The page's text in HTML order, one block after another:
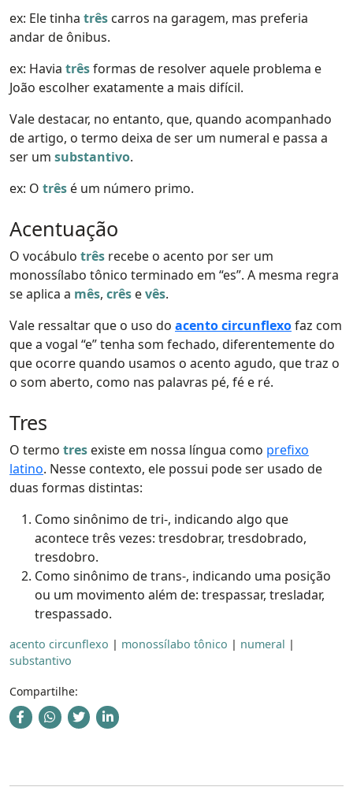
ex: Ele tinha três carros na garagem, mas preferia
andar de ônibus.
ex: Havia trêsformas de resolver aquele problema e
João escolher exatamente a mais difícil.
Vale destacar, no entanto, que, quando acompanhado
de artigo, o termo deixa de ser um numeral e passa a
ser um substantivo.
ex: O três é um número primo.
Acentuação
O vocábulo três recebe o acento por ser um
monossílabo tônico terminado em “es”. A mesma regra
se aplica a mês, crês evês.
Vale ressaltar que o uso do acento circunflexofaz com
que a vogal “e” tenha som fechado, diferentemente do
que ocorre quando usamos o acento agudo, que traz o
o som aberto, como nas palavras pé, fé e ré.
Tres
O termo tres existe em nossa língua como prefixo
latino. Nesse contexto, ele possui pode ser usado de
duas formas distintas:
Como sinônimo de tri-, indicando algo que
acontece três vezes: tresdobrar, tresdobrado,
tresdobro.
Como sinônimo de trans-, indicando uma posição
ou um movimento além de: trespassar, tresladar,
trespassado.
acento circunflexo | monossílabo tônico | numeral |
substantivo
Compartilhe: